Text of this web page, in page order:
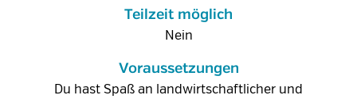
Teilzeit möglich
Nein
Voraussetzungen
Du hast Spaß an landwirtschaftlicher und